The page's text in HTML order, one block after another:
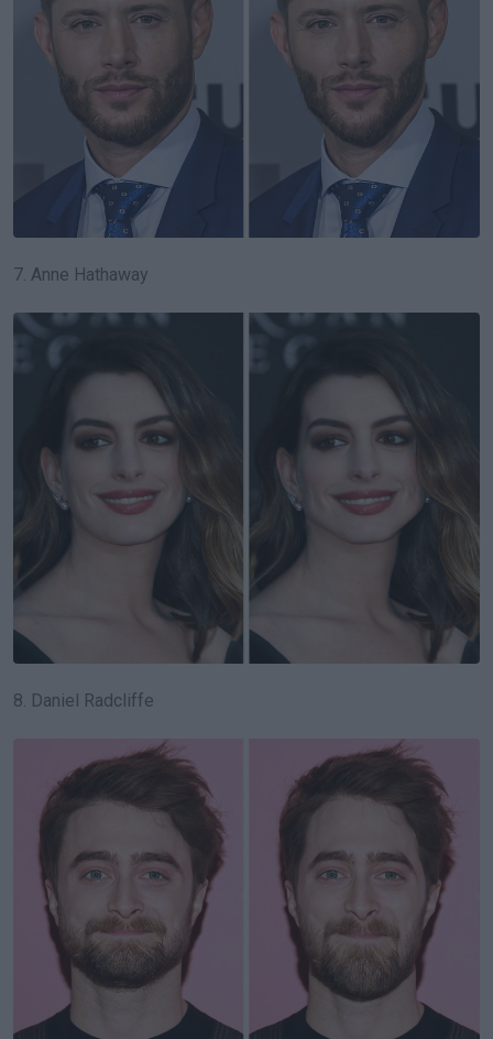
7. Anne Hathaway
8. Daniel Radcliffe